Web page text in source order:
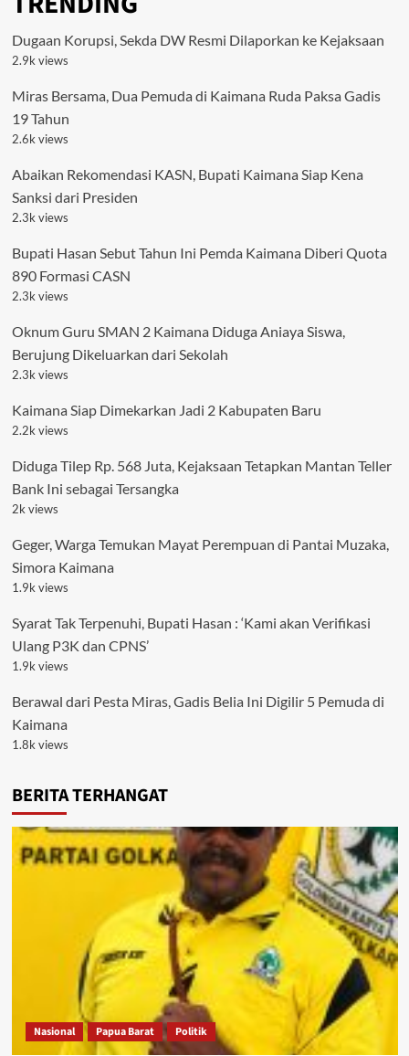
Dugaan Korupsi, Sekda DW Resmi Dilaporkan ke Kejaksaan
2.9k views
Miras Bersama, Dua Pemuda di Kaimana Ruda Paksa Gadis
19 Tahun
2.6k views
Abaikan Rekomendasi KASN, Bupati Kaimana Siap Kena
Sanksi dari Presiden
2.3k views
Bupati Hasan Sebut Tahun Ini Pemda Kaimana Diberi Quota
890 Formasi CASN
2.3k views
Oknum Guru SMAN 2 Kaimana Diduga Aniaya Siswa,
Berujung Dikeluarkan dari Sekolah
2.3k views
Kaimana Siap Dimekarkan Jadi 2 Kabupaten Baru
2.2k views
Diduga Tilep Rp. 568 Juta, Kejaksaan Tetapkan Mantan Teller
Bank Ini sebagai Tersangka
2k views
Geger, Warga Temukan Mayat Perempuan di Pantai Muzaka,
Simora Kaimana
1.9k views
Syarat Tak Terpenuhi, Bupati Hasan : ‘Kami akan Verifikasi
Ulang P3K dan CPNS’
1.9k views
Berawal dari Pesta Miras, Gadis Belia Ini Digilir 5 Pemuda di
Kaimana
1.8k views
BERITA TERHANGAT
Nasional Papua Barat Politik